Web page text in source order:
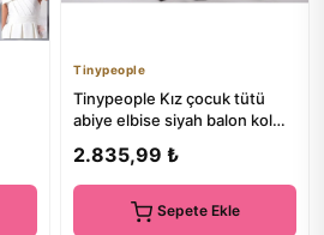
Tinypeople
Tinypeople Kız çocuk tütü
abiye elbise siyah balon kol
2.835,99 ₺
Sepete Ekle